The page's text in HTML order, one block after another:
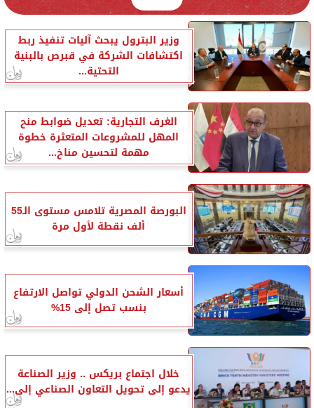
وزير البترول يبحث آليات تنفيذ ربط
اكتشافات الشركة في قبرص بالبنية
التحتية...
الغرف التجارية: تعديل ضوابط منح
المهل للمشروعات المتعثرة خطوة
مهمة لتحسين مناخ...
البورصة المصرية تلامس مستوى الـ55
ألف نقطة لأول مرة
أسعار الشحن الدولي تواصل الارتفاع
بنسب تصل إلى 15%
خلال اجتماع بريكس .. وزير الصناعة
يدعو إلى تحويل التعاون الصناعي إلى...